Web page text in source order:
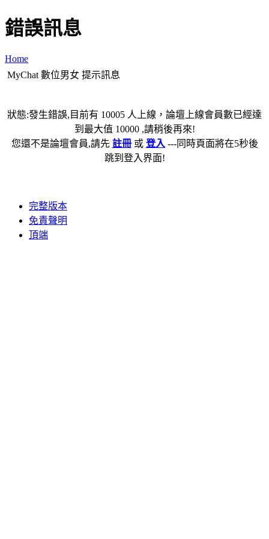
錯誤訊息
Home
MyChat 數位男女 提示訊息
狀態:發生錯誤,目前有 10005 人上線，論壇上線會員數已經達
到最大值 10000 ,請稍後再來!
您還不是論壇會員,請先 註冊或 登入 ---同時頁面將在5秒後
跳到登入界面!
完整版本
免責聲明
頂端